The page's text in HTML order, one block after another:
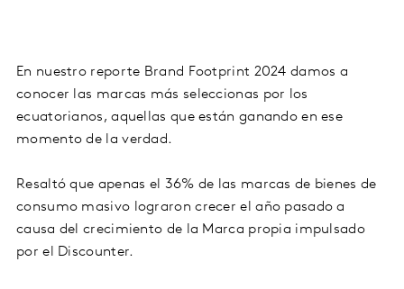
En nuestro reporte Brand Footprint 2024 damos a
conocer las marcas más seleccionas por los
ecuatorianos, aquellas que están ganando en ese
momento de la verdad.
Resaltó que apenas el 36% de las marcas de bienes de
consumo masivo lograron crecer el año pasado a
causa del crecimiento de la Marca propia impulsado
por el Discounter.